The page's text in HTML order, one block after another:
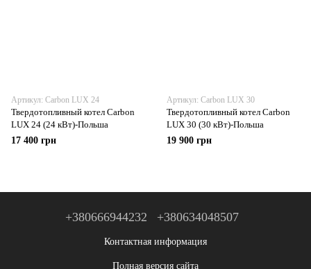
Артикул: Carbon LUX 24
Твердотопливный котел Carbon
LUX 24 (24 кВт)-Польша
17 400 грн
Артикул: Carbon LUX 30
Твердотопливный котел Carbon
LUX 30 (30 кВт)-Польша
19 900 грн
+380666944232 +380634048507
Контактная информация
Полная версия сайта